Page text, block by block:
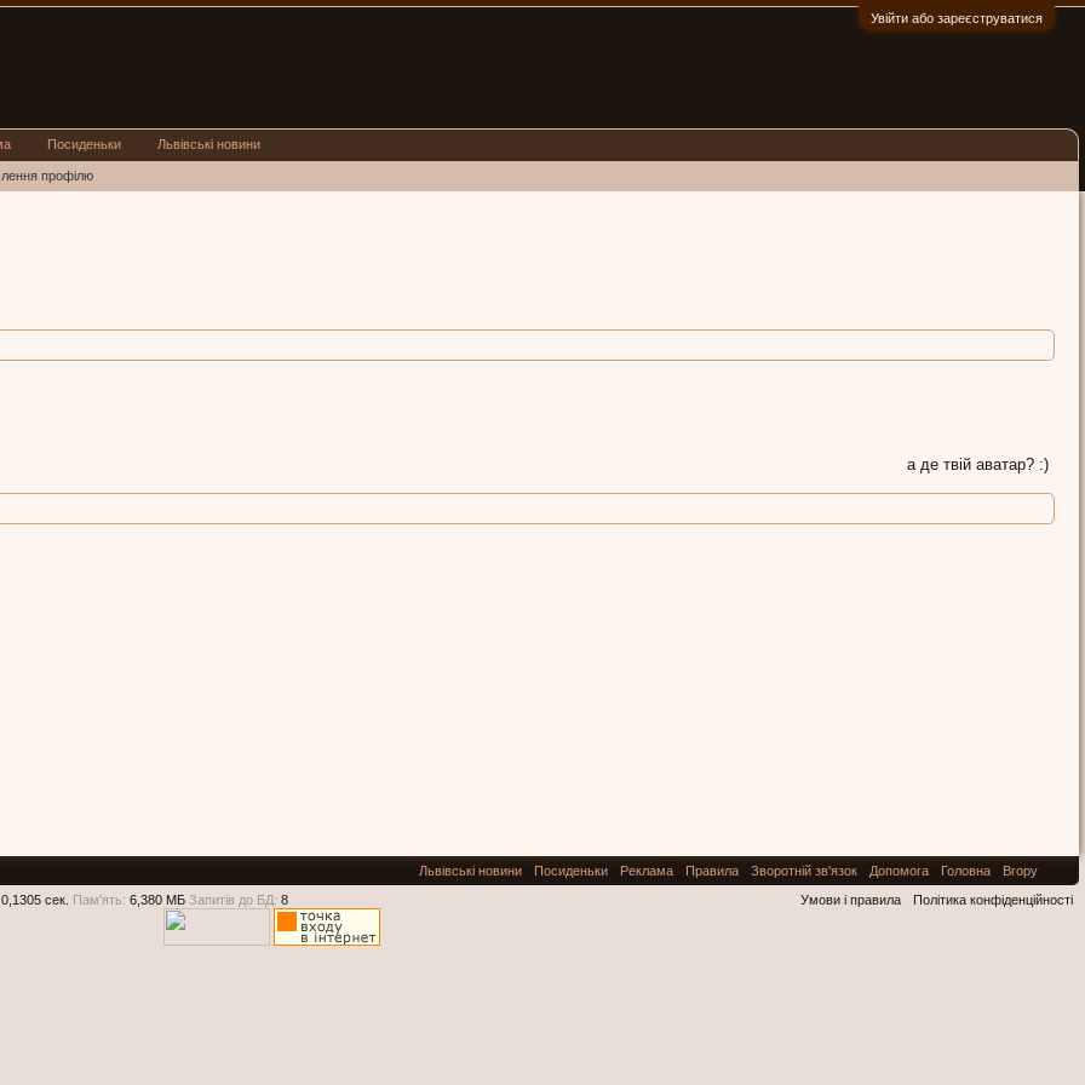
Увійти або зареєструватися
а де твій аватар? :)
профілю
Посиденьки Львівські новини
Львівські новини Посиденьки Реклама Правила Зворотній зв'язок Допомога Головна
Вгору
Умови і правила
Політика конфіденційності
0,1305 сек. Пам'ять: 6,380 МБ Запитів до БД: 8